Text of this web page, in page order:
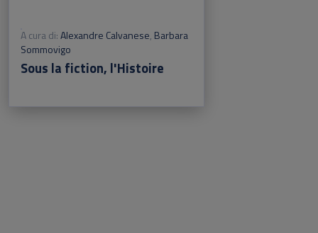
A cura di:Alexandre Calvanese, Barbara
Sommovigo
Sous la fiction, l'Histoire